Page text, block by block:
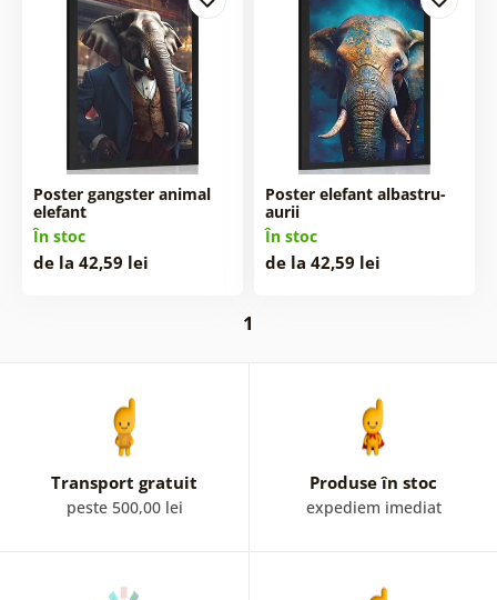
Poster gangster animal
elefant
În stoc
de la 42,59 lei
Poster elefant albastru-
aurii
În stoc
de la 42,59 lei
1
Transport gratuit
peste 500,00 lei
Produse în stoc
expediem imediat